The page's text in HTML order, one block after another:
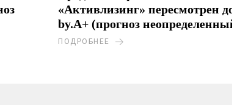
«Активлизинг» пересмотрен
by.A+ (прогноз
ПОДРОБНЕЕ